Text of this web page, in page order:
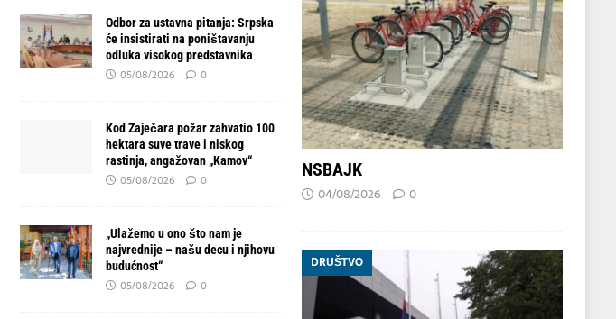
Odbor za ustavna pitanja: Srpska
će insistirati na poništavanju
odluka visokog predstavnika
05/08/2026 0
Kod Zaječara požar zahvatio 100
hektara suve trave i niskog
rastinja, angažovan „Kamov“
05/08/2026 0
„Ulažemo u ono što nam je
najvrednije – našu decu i njihovu
budućnost“
05/08/2026 0
NSBAJK
04/08/2026 0
DRUŠTVO